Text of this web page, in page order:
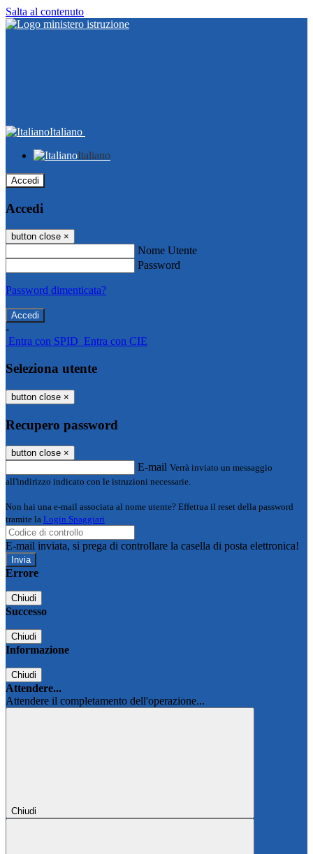
Salta al contenuto
Italiano
Italiano
Accedi
Accedi
button close ×
Nome Utente
Password
Password dimenticata?
-
Entra con SPID Entra con CIE
Seleziona utente
button close ×
Recupero password
button close ×
E-mail Verrà inviato un messaggio
all'indirizzo indicato con le istruzioni necessarie.
Non hai una e-mail associata al nome utente? Effettua il reset della password
tramite la Login Spaggiari
E-mail inviata, si prega di controllare la casella di posta elettronica!
Errore
Chiudi
Successo
Chiudi
Informazione
Chiudi
Attendere...
Attendere il completamento dell'operazione...
Chiudi